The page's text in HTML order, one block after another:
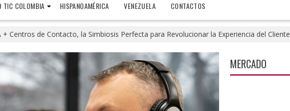
TIC COLOMBIA HISPANOAMÉRICA VENEZUELA CONTACTOS
+ Centros de Contacto, la Simbiosis Perfecta para Revolucionar la Experiencia del Cliente
MERCADO